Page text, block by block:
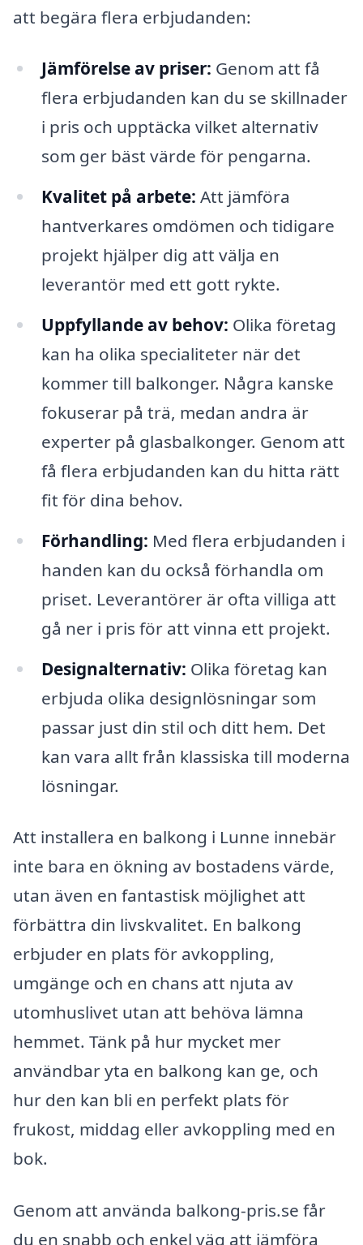
att begära flera erbjudanden:
Jämförelse av priser: Genom att få
flera erbjudanden kan du se skillnader
i pris och upptäcka vilket alternativ
som ger bäst värde för pengarna.
Kvalitet på arbete: Att jämföra
hantverkares omdömen och tidigare
projekt hjälper dig att välja en
leverantör med ett gott rykte.
Uppfyllande av behov: Olika företag
kan ha olika specialiteter när det
kommer till balkonger. Några kanske
fokuserar på trä, medan andra är
experter på glasbalkonger. Genom att
få flera erbjudanden kan du hitta rätt
fit för dina behov.
Förhandling: Med flera erbjudanden i
handen kan du också förhandla om
priset. Leverantörer är ofta villiga att
gå ner i pris för att vinna ett projekt.
Designalternativ: Olika företag kan
erbjuda olika designlösningar som
passar just din stil och ditt hem. Det
kan vara allt från klassiska till moderna
lösningar.
Att installera en balkong i Lunne innebär
inte bara en ökning av bostadens värde,
utan även en fantastisk möjlighet att
förbättra din livskvalitet. En balkong
erbjuder en plats för avkoppling,
umgänge och en chans att njuta av
utomhuslivet utan att behöva lämna
hemmet. Tänk på hur mycket mer
användbar yta en balkong kan ge, och
hur den kan bli en perfekt plats för
frukost, middag eller avkoppling med en
bok.
Genom att använda balkong-pris.se får
du en snabb och enkel väg att jämföra